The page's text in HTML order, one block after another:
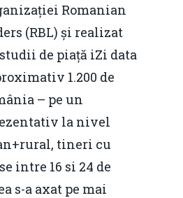
Romanian
(RBL) și realizat
de piață iZi data
1.200 de
– pe un
la nivel
tineri cu
intre 16 si 24 de
s-a axat pe mai